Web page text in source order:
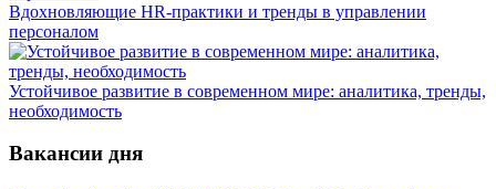
Вдохновляющие HR-практики и тренды в управлении
персоналом
Устойчивое развитие в современном мире: аналитика, тренды,
необходимость
Вакансии дня